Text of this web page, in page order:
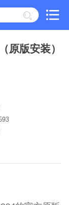
原版安装）